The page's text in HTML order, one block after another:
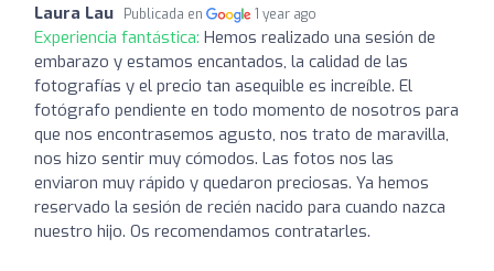
Laura Lau Publicada en 1 year ago
Experiencia fantástica: Hemos realizado una sesión de
embarazo y estamos encantados, la calidad de las
fotografías y el precio tan asequible es increíble. El
fotógrafo pendiente en todo momento de nosotros para
que nos encontrasemos agusto, nos trato de maravilla,
nos hizo sentir muy cómodos. Las fotos nos las
enviaron muy rápido y quedaron preciosas. Ya hemos
reservado la sesión de recién nacido para cuando nazca
nuestro hijo. Os recomendamos contratarles.